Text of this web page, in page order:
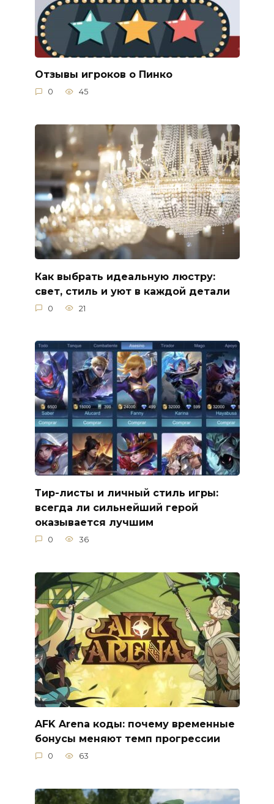
Отзывы игроков о Пинко
0 45
Как выбрать идеальную люстру:
свет, стиль и уют в каждой детали
0 21
Тир-листы и личный стиль игры:
всегда ли сильнейший герой
оказывается лучшим
0 36
AFK Arena коды: почему временные
бонусы меняют темп прогрессии
0 63